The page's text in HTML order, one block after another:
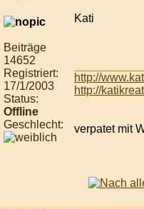
Beiträge
14652
Registriert:
17/1/2003
Status:
Offline
Geschlecht:
Kati
http://
http://
verpatet mit